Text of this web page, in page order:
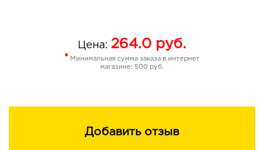
Цена: 264.0 руб.
* Минимальная сумма заказа в интернет
магазине: 500 руб.
Добавить отзыв